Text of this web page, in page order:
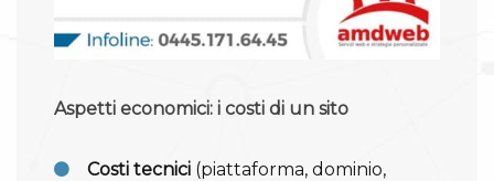
Aspetti economici: i costi di un sito
Costi tecnici (piattaforma, dominio,